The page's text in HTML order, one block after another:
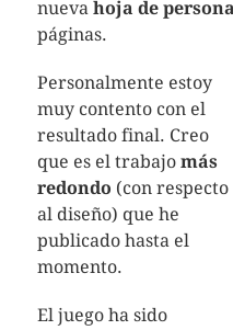
nueva hoja de
páginas.
Personalmente estoy
muy contento con el
resultado final. Creo
que es el trabajo más
redondo (con respecto
al diseño) que he
publicado hasta el
momento.
El juego ha sido